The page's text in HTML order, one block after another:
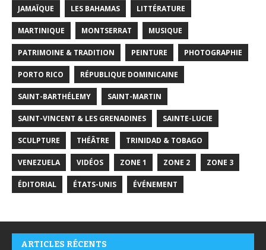
JAMAÏQUE LES BAHAMAS LITTÉRATURE
MARTINIQUE MONTSERRAT MUSIQUE
PATRIMOINE & TRADITION PEINTURE PHOTOGRAPHIE
PORTO RICO RÉPUBLIQUE DOMINICAINE
SAINT-BARTHÉLEMY SAINT-MARTIN
SAINT-VINCENT & LES GRENADINES SAINTE-LUCIE
SCULPTURE THÉÂTRE TRINIDAD & TOBAGO
VENEZUELA VIDÉOS ZONE 1 ZONE 2 ZONE 3
ÉDITORIAL ÉTATS-UNIS ÉVÉNEMENT
ARTICLES RÉCENTS